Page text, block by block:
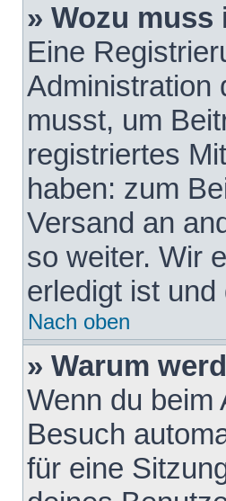
» Wozu
Eine
Administration
musst, um
registriertes
haben: zum
Versand an
so weiter. Wir
erledigt ist
Nach oben
» Warum
Wenn du beim
Besuch
für eine